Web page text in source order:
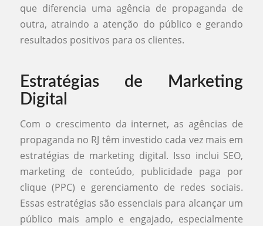
que diferencia uma agência de propaganda de
outra, atraindo a atenção do público e gerando
resultados positivos para os clientes.
Estratégias de Marketing
Digital
Com o crescimento da internet, as agências de
propaganda no RJ têm investido cada vez mais em
estratégias de marketing digital. Isso inclui SEO,
marketing de conteúdo, publicidade paga por
clique (PPC) e gerenciamento de redes sociais.
Essas estratégias são essenciais para alcançar um
público mais amplo e engajado, especialmente